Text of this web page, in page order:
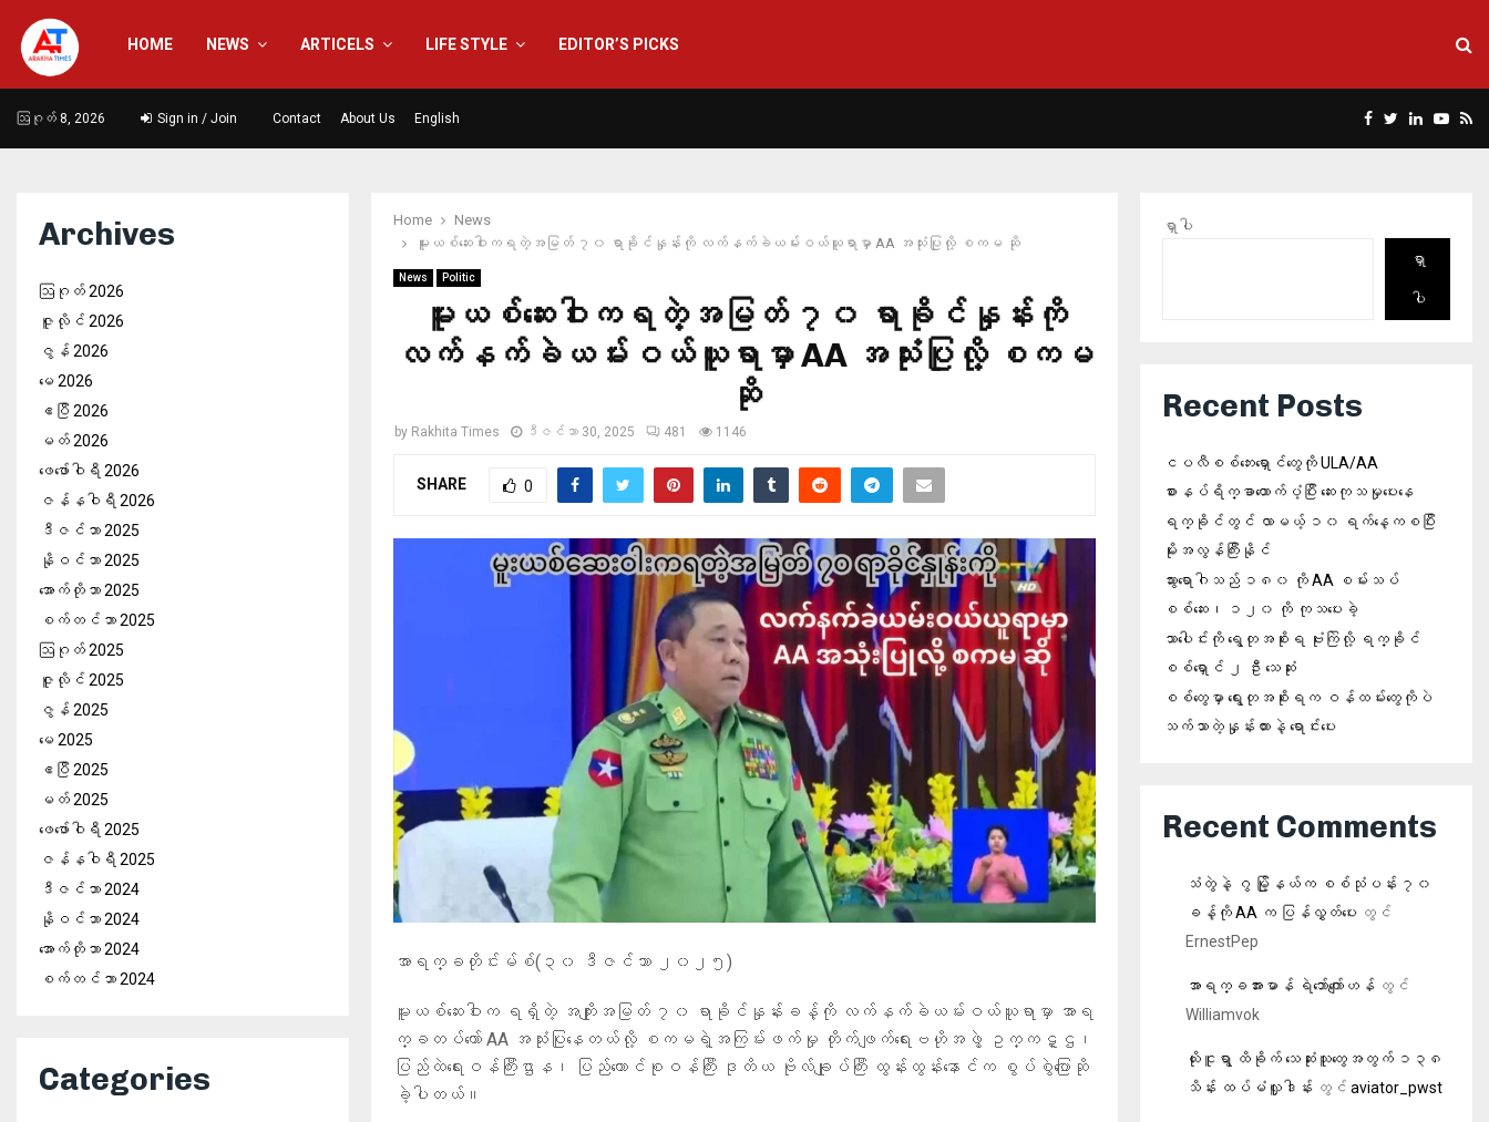
HOME NEWS ARTICELS LIFE STYLE EDITOR’S PICKS
ဩဂုတ် 8, 2026 Sign in / Join Contact About Us English Facebook
Twitter
Linkedin
Home
News
မူးယစ်ဆေးဝါးကရတဲ့အမြတ် ၇၀ ရာခိုင်နှုန်းကို လက်နက်ခဲယမ်းဝယ်ယူရာမှာ AA အသုံးပြုလို့ စကမ ဆို
News Politic
မူးယစ်ဆေးဝါးကရတဲ့အမြတ် ၇၀ ရာခိုင်နှုန်းကို
လက်နက်ခဲယမ်းဝယ်ယူရာမှာ AA အသုံးပြုလို့ စကမ
ဆို
by Rakhita Times ဒီဇင်ဘာ 30, 2025 481 1146
SHARE 0
အာရက္ခတိုင်းမ်စ်(၃၀ ဒီဇင်ဘာ ၂၀၂၅)
မူးယစ်ဆေးဝါးက ရရှိတဲ့ အကျိုးအမြတ် ၇၀ ရာခိုင်နှုန်းခန့်ကို လက်နက်ခဲယမ်းဝယ်ယူရာမှာ အာရ
က္ခတပ်တော် AA အသုံးပြုနေတယ်လို့ စကမရဲ့အကြမ်းဖက်မှု တိုက်ဖျက်ရေးဗဟိုအဖွဲ့ ဥက္ကဋ္ဌ၊
ပြည်ထဲရေးဝန်ကြီးဌာန၊ ပြည်ထောင်စုဝန်ကြီး ဒုတိယ ဗိုလ်ချုပ်ကြီး ထွန်းထွန်းနောင်က စွပ်စွဲပြောဆို
ခဲ့ပါတယ်။
Archives
ဩဂုတ် 2026
ဇူလိုင် 2026
ဇွန် 2026
မေ 2026
ဧပြီ 2026
မတ် 2026
ဖေ‌ဖော်ဝါရီ 2026
ဇန်နဝါရီ 2026
ဒီဇင်ဘာ 2025
နိုဝင်ဘာ 2025
အောက်တိုဘာ 2025
စက်တင်ဘာ 2025
ဩဂုတ် 2025
ဇူလိုင် 2025
ဇွန် 2025
မေ 2025
ဧပြီ 2025
မတ် 2025
ဖေ‌ဖော်ဝါရီ 2025
ဇန်နဝါရီ 2025
ဒီဇင်ဘာ 2024
နိုဝင်ဘာ 2024
အောက်တိုဘာ 2024
စက်တင်ဘာ 2024
Categories
ရှာပါ
ရှာ
ပါ
Recent Posts
ငပလီစစ်ဘေးရှောင်တွေကို ULA/AA
စားနပ်ရိက္ခာထောက်ပံ့ပြီး ဆေးကုသမှုပေးနေ
ရက္ခိုင်တွင် လာမယ့် ၁၀ ရက်နေ့ကစပြီး
မိုးအလွန်ကြီးနိုင်
သွားရောဂါသည် ၁၈၀ ကို AA စမ်းသပ်
စစ်ဆေး၊ ၁၂၀ ကို ကုသပေးခဲ့
သာပေါင်းကို ရွေတုအစိုးရ ဗုံးကြဲလို့ ရက္ခိုင်
စစ်ရှောင် ၂ ဦး သေဆုံး
စစ်တွေမှာ ရွေးတုအစိုးရက ဝန်ထမ်းတွေကိုပဲ
သက်သာတဲ့နှုန်းထားနဲ့ ရောင်းပေး
Recent Comments
သံတွဲနဲ့ ဂွ မြို့နယ်က စစ်သုံပန်း ၇၀
ခန့်ကို AA က ပြန်လွှတ်ပေး တွင်
ErnestPep
အာရက္ခအားမာန် ရဲဘော်ကျော်ဟန် တွင်
Williamvok
ယိုးငူရွာ ထိခိုက် သေဆုံးသူတွေအတွက် ၁၃၈
သိန်း ထပ်မံလှူဒါန်း တွင် aviator_pwst